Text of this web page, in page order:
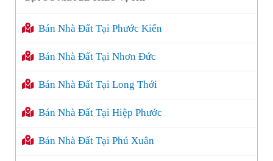
Bán Nhà Đất Tại Phước Kiển
Bán Nhà Đất Tại Nhơn Đức
Bán Nhà Đất Tại Long Thới
Bán Nhà Đất Tại Hiệp Phước
Bán Nhà Đất Tại Phú Xuân